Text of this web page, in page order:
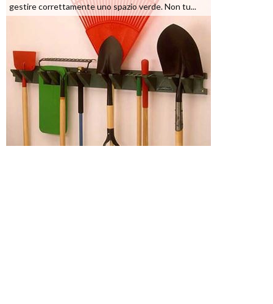
gestire correttamente uno spazio verde. Non tu...